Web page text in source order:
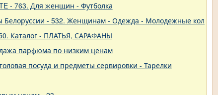
- 763. Для женщин - Футболка
Белоруссии - 532. Женщинам - Одежда - Молодежные
Каталог - ПЛАТЬЯ, САРАФАНЫ
парфюма по низким ценам
посуда и предметы сервировки - Тарелки